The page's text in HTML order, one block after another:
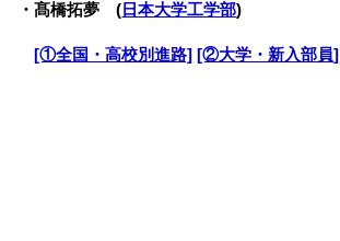
・髙橋拓夢 ( 日本大学工学部)
・[①全国・高校別進路] [②大学・新入部員]